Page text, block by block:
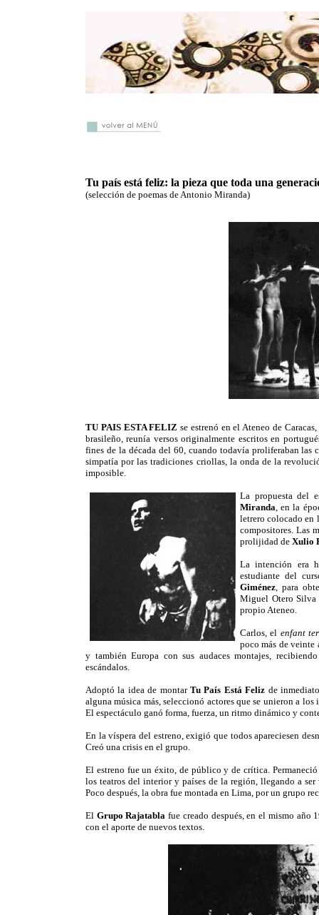
Tu país está feliz: la pieza que toda una
(selección de poemas de Antonio Miranda)
TU PAIS ESTA FELIZse estrenó en el Ateneo de
brasileño, reunía versos originalmente escritos en
fines de la década del 60, cuando todavía proliferaban las
simpatía por las tradiciones criollas, la onda de la
imposible.
La propuesta del
Miranda, en la
letrero colocado en
compositores. Las
prolijidad de Xulio
La intención era
estudiante del
Giménez, para
Miguel Otero Silva
propio Ateneo.
Carlos, el enfant
poco más de veinte
y también Europa con sus audaces montajes,
escándalos.
Adoptó la idea de montar Tu País Está Feliz de
alguna música más, seleccionó actores que se unieron a
El espectáculo ganó forma, fuerza, un ritmo dinámico y
En la víspera del estreno, exigió que todos apareciesen
Creó una crisis en el grupo.
El estreno fue un éxito, de público y de crítica. Permaneció
los teatros del interior y países de la región, llegando a
Poco después, la obra fue montada en Lima, por un grupo
El Grupo Rajatabla fue creado después, en el mismo
con el aporte de nuevos textos.